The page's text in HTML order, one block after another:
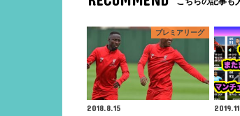
プレミアリーグ
2018.8.15